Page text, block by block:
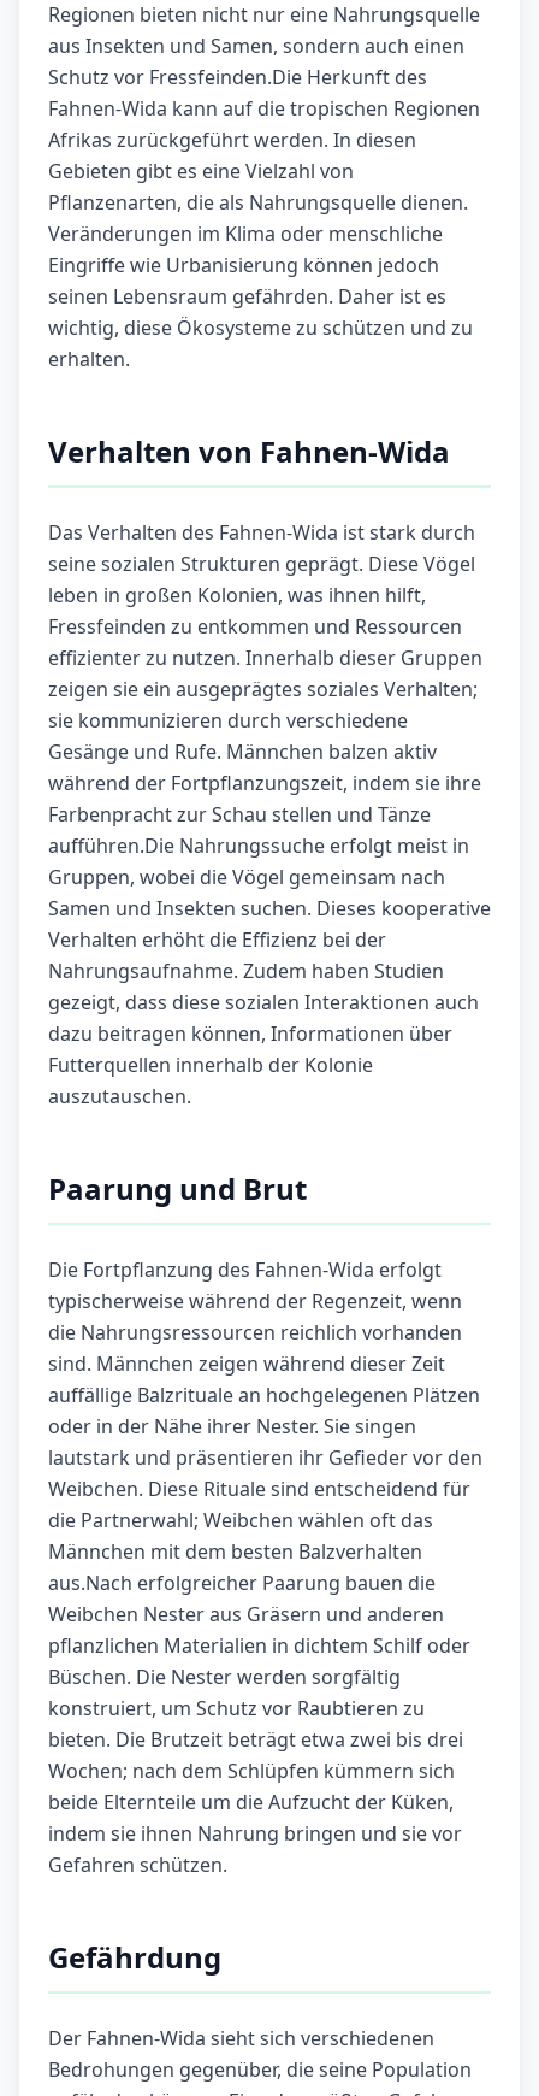
Regionen bieten nicht nur eine Nahrungsquelle
aus Insekten und Samen, sondern auch einen
Schutz vor Fressfeinden.Die Herkunft des
Fahnen-Wida kann auf die tropischen Regionen
Afrikas zurückgeführt werden. In diesen
Gebieten gibt es eine Vielzahl von
Pflanzenarten, die als Nahrungsquelle dienen.
Veränderungen im Klima oder menschliche
Eingriffe wie Urbanisierung können jedoch
seinen Lebensraum gefährden. Daher ist es
wichtig, diese Ökosysteme zu schützen und zu
erhalten.
Verhalten von Fahnen-Wida
Das Verhalten des Fahnen-Wida ist stark durch
seine sozialen Strukturen geprägt. Diese Vögel
leben in großen Kolonien, was ihnen hilft,
Fressfeinden zu entkommen und Ressourcen
effizienter zu nutzen. Innerhalb dieser Gruppen
zeigen sie ein ausgeprägtes soziales Verhalten;
sie kommunizieren durch verschiedene
Gesänge und Rufe. Männchen balzen aktiv
während der Fortpflanzungszeit, indem sie ihre
Farbenpracht zur Schau stellen und Tänze
aufführen.Die Nahrungssuche erfolgt meist in
Gruppen, wobei die Vögel gemeinsam nach
Samen und Insekten suchen. Dieses kooperative
Verhalten erhöht die Effizienz bei der
Nahrungsaufnahme. Zudem haben Studien
gezeigt, dass diese sozialen Interaktionen auch
dazu beitragen können, Informationen über
Futterquellen innerhalb der Kolonie
auszutauschen.
Paarung und Brut
Die Fortpflanzung des Fahnen-Wida erfolgt
typischerweise während der Regenzeit, wenn
die Nahrungsressourcen reichlich vorhanden
sind. Männchen zeigen während dieser Zeit
auffällige Balzrituale an hochgelegenen Plätzen
oder in der Nähe ihrer Nester. Sie singen
lautstark und präsentieren ihr Gefieder vor den
Weibchen. Diese Rituale sind entscheidend für
die Partnerwahl; Weibchen wählen oft das
Männchen mit dem besten Balzverhalten
aus.Nach erfolgreicher Paarung bauen die
Weibchen Nester aus Gräsern und anderen
pflanzlichen Materialien in dichtem Schilf oder
Büschen. Die Nester werden sorgfältig
konstruiert, um Schutz vor Raubtieren zu
bieten. Die Brutzeit beträgt etwa zwei bis drei
Wochen; nach dem Schlüpfen kümmern sich
beide Elternteile um die Aufzucht der Küken,
indem sie ihnen Nahrung bringen und sie vor
Gefahren schützen.
Gefährdung
Der Fahnen-Wida sieht sich verschiedenen
Bedrohungen gegenüber, die seine Population